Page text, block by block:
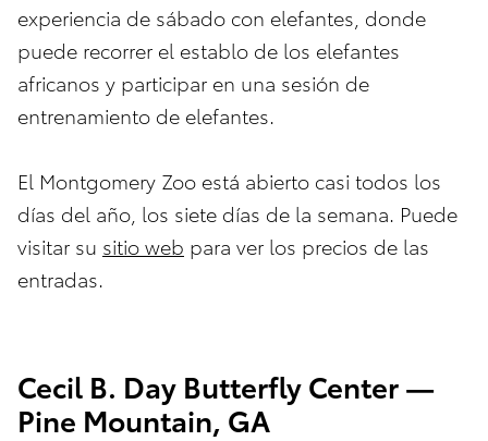
experiencia de sábado con elefantes, donde
puede recorrer el establo de los elefantes
africanos y participar en una sesión de
entrenamiento de elefantes.
El Montgomery Zoo está abierto casi todos los
días del año, los siete días de la semana. Puede
visitar su sitio web para ver los precios de las
entradas.
Cecil B. Day Butterfly Center —
Pine Mountain, GA